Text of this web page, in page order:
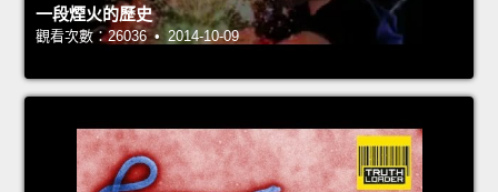
一段煙火的歷史
觀看次數：26036 • 2014-10-09